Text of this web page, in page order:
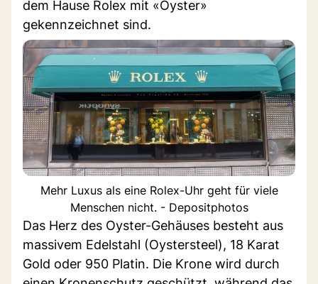
dem Hause Rolex mit «Oyster»
gekennzeichnet sind.
Mehr Luxus als eine Rolex-Uhr geht für viele
Menschen nicht. - Depositphotos
Das Herz des Oyster-Gehäuses besteht aus
massivem Edelstahl (Oystersteel), 18 Karat
Gold oder 950 Platin. Die Krone wird durch